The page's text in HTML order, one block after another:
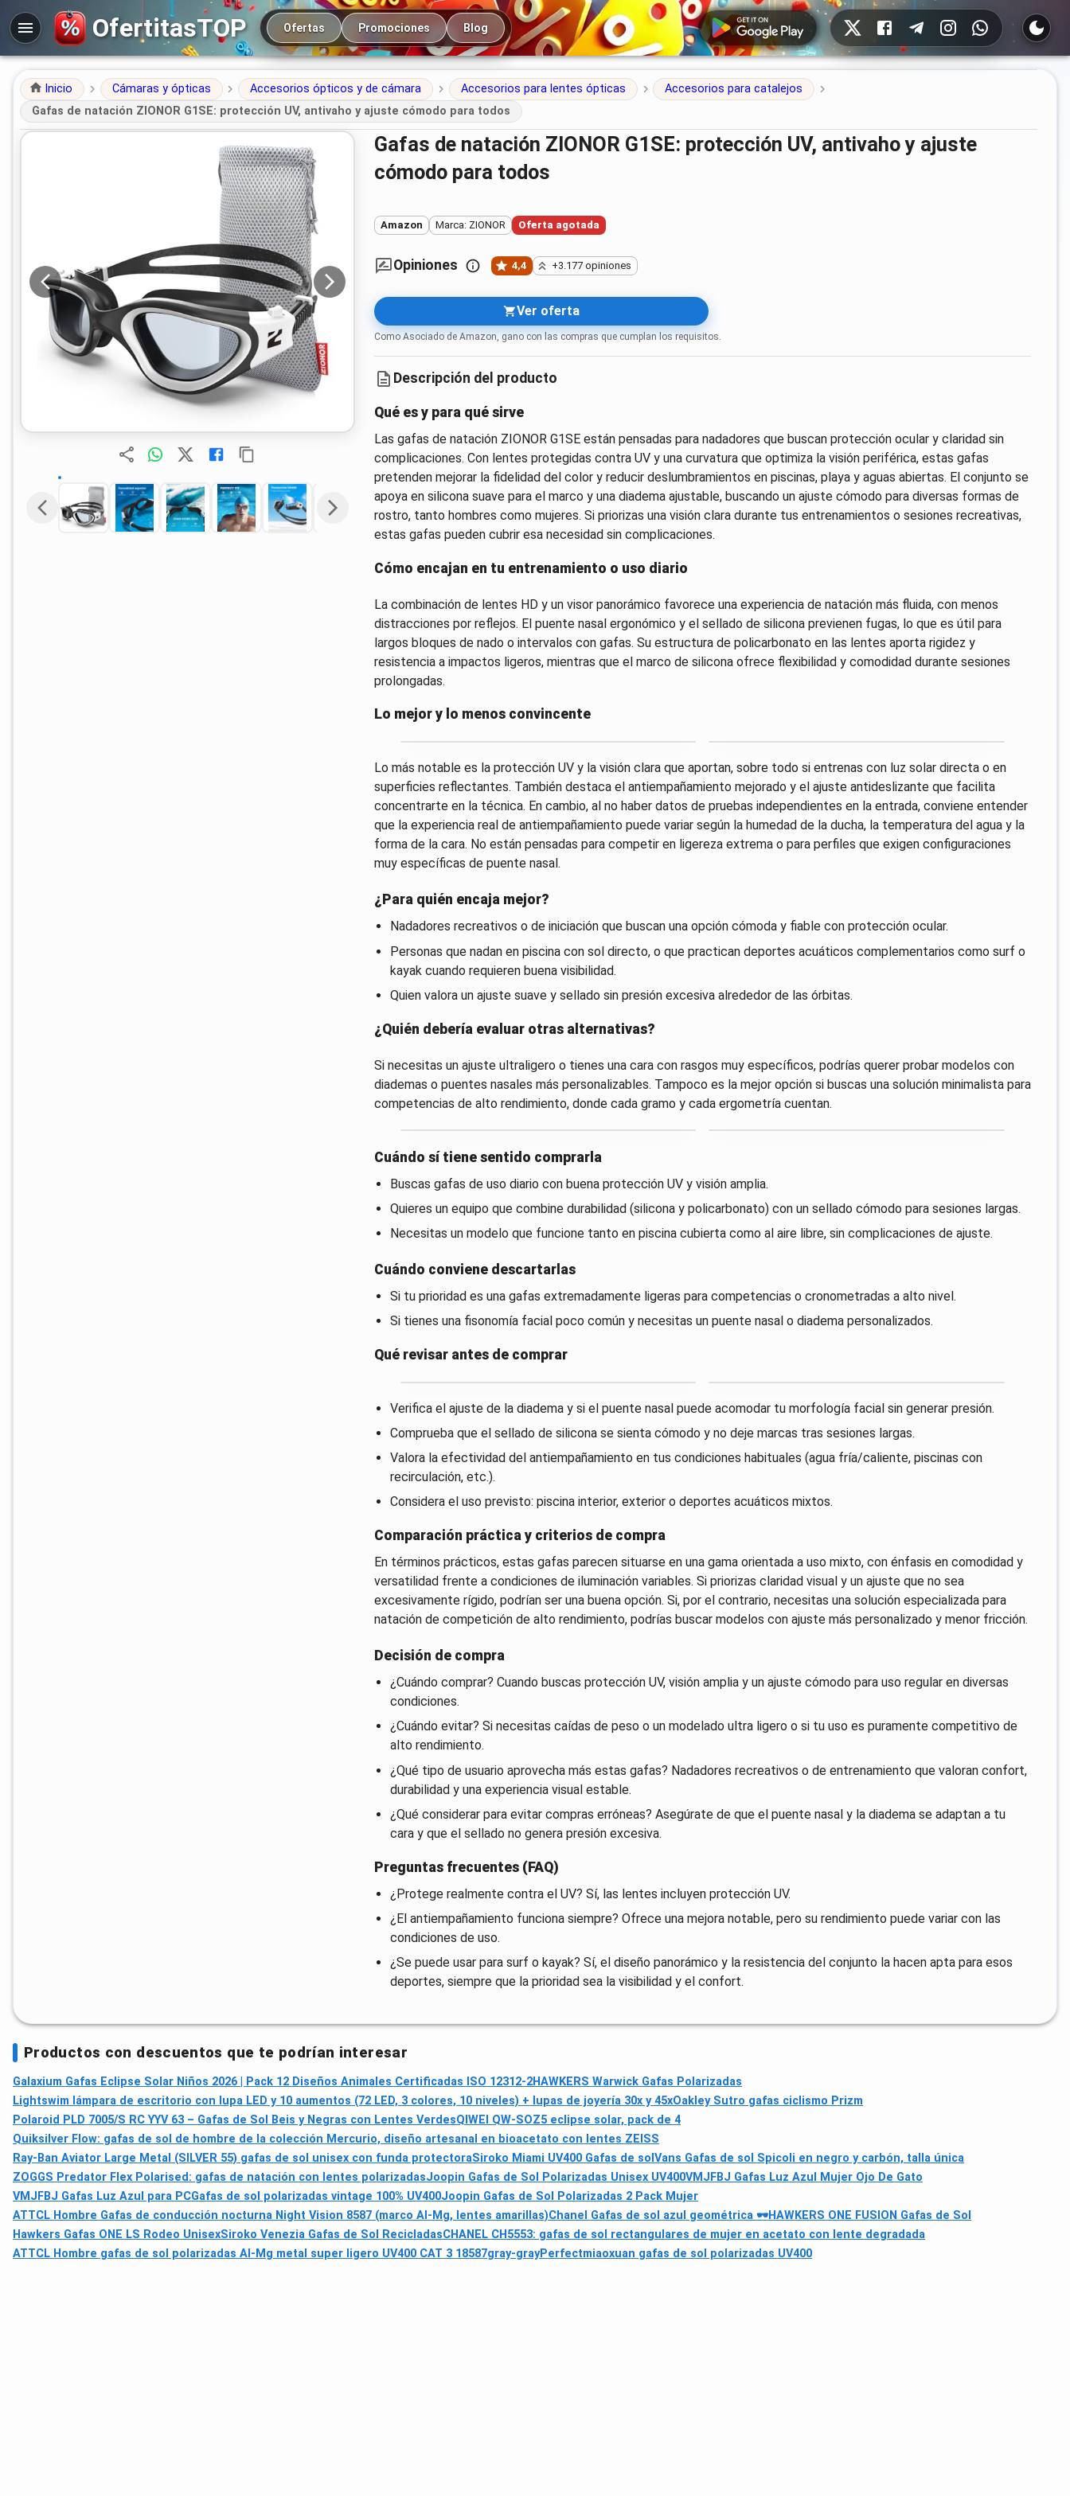
OfertitasTOP Navegación principal
Ofertas Promociones Blog
Redes sociales
Inicio Cámaras y ópticas Accesorios ópticos y de cámara Accesorios para lentes ópticas
Accesorios para catalejos
Gafas de natación ZIONOR G1SE: protección UV, antivaho y ajuste cómodo para todos
Gafas de natación ZIONOR G1SE: protección UV, antivaho y ajuste
cómodo para todos
Amazon Marca: ZIONOR Oferta agotada
Opiniones 4,4 +3.177 opiniones
Ver oferta
Como Asociado de Amazon, gano con las compras que cumplan los requisitos.
Descripción del producto
Qué es y para qué sirve
Las gafas de natación ZIONOR G1SE están pensadas para nadadores que buscan protección ocular y claridad sin
complicaciones. Con lentes protegidas contra UV y una curvatura que optimiza la visión periférica, estas gafas
pretenden mejorar la fidelidad del color y reducir deslumbramientos en piscinas, playa y aguas abiertas. El conjunto se
apoya en silicona suave para el marco y una diadema ajustable, buscando un ajuste cómodo para diversas formas de
rostro, tanto hombres como mujeres. Si priorizas una visión clara durante tus entrenamientos o sesiones recreativas,
estas gafas pueden cubrir esa necesidad sin complicaciones.
Cómo encajan en tu entrenamiento o uso diario
La combinación de lentes HD y un visor panorámico favorece una experiencia de natación más fluida, con menos
distracciones por reflejos. El puente nasal ergonómico y el sellado de silicona previenen fugas, lo que es útil para
largos bloques de nado o intervalos con gafas. Su estructura de policarbonato en las lentes aporta rigidez y
resistencia a impactos ligeros, mientras que el marco de silicona ofrece flexibilidad y comodidad durante sesiones
prolongadas.
Lo mejor y lo menos convincente
Lo más notable es la protección UV y la visión clara que aportan, sobre todo si entrenas con luz solar directa o en
superficies reflectantes. También destaca el antiempañamiento mejorado y el ajuste antideslizante que facilita
concentrarte en la técnica. En cambio, al no haber datos de pruebas independientes en la entrada, conviene entender
que la experiencia real de antiempañamiento puede variar según la humedad de la ducha, la temperatura del agua y la
forma de la cara. No están pensadas para competir en ligereza extrema o para perfiles que exigen configuraciones
muy específicas de puente nasal.
¿Para quién encaja mejor?
Nadadores recreativos o de iniciación que buscan una opción cómoda y fiable con protección ocular.
Personas que nadan en piscina con sol directo, o que practican deportes acuáticos complementarios como surf o
kayak cuando requieren buena visibilidad.
Quien valora un ajuste suave y sellado sin presión excesiva alrededor de las órbitas.
¿Quién debería evaluar otras alternativas?
Si necesitas un ajuste ultraligero o tienes una cara con rasgos muy específicos, podrías querer probar modelos con
diademas o puentes nasales más personalizables. Tampoco es la mejor opción si buscas una solución minimalista para
competencias de alto rendimiento, donde cada gramo y cada ergometría cuentan.
Cuándo sí tiene sentido comprarla
Buscas gafas de uso diario con buena protección UV y visión amplia.
Quieres un equipo que combine durabilidad (silicona y policarbonato) con un sellado cómodo para sesiones largas.
Necesitas un modelo que funcione tanto en piscina cubierta como al aire libre, sin complicaciones de ajuste.
Cuándo conviene descartarlas
Si tu prioridad es una gafas extremadamente ligeras para competencias o cronometradas a alto nivel.
Si tienes una fisonomía facial poco común y necesitas un puente nasal o diadema personalizados.
Qué revisar antes de comprar
Verifica el ajuste de la diadema y si el puente nasal puede acomodar tu morfología facial sin generar presión.
Comprueba que el sellado de silicona se sienta cómodo y no deje marcas tras sesiones largas.
Valora la efectividad del antiempañamiento en tus condiciones habituales (agua fría/caliente, piscinas con
recirculación, etc.).
Considera el uso previsto: piscina interior, exterior o deportes acuáticos mixtos.
Comparación práctica y criterios de compra
En términos prácticos, estas gafas parecen situarse en una gama orientada a uso mixto, con énfasis en comodidad y
versatilidad frente a condiciones de iluminación variables. Si priorizas claridad visual y un ajuste que no sea
excesivamente rígido, podrían ser una buena opción. Si, por el contrario, necesitas una solución especializada para
natación de competición de alto rendimiento, podrías buscar modelos con ajuste más personalizado y menor fricción.
Decisión de compra
¿Cuándo comprar? Cuando buscas protección UV, visión amplia y un ajuste cómodo para uso regular en diversas
condiciones.
¿Cuándo evitar? Si necesitas caídas de peso o un modelado ultra ligero o si tu uso es puramente competitivo de
alto rendimiento.
¿Qué tipo de usuario aprovecha más estas gafas? Nadadores recreativos o de entrenamiento que valoran confort,
durabilidad y una experiencia visual estable.
¿Qué considerar para evitar compras erróneas? Asegúrate de que el puente nasal y la diadema se adaptan a tu
cara y que el sellado no genera presión excesiva.
Preguntas frecuentes (FAQ)
¿Protege realmente contra el UV? Sí, las lentes incluyen protección UV.
¿El antiempañamiento funciona siempre? Ofrece una mejora notable, pero su rendimiento puede variar con las
condiciones de uso.
¿Se puede usar para surf o kayak? Sí, el diseño panorámico y la resistencia del conjunto la hacen apta para esos
deportes, siempre que la prioridad sea la visibilidad y el confort.
Productos con descuentos que te podrían interesar
Galaxium Gafas Eclipse Solar Niños 2026 | Pack 12 Diseños Animales Certificadas ISO 12312-2HAWKERS Warwick Gafas Polarizadas
Lightswim lámpara de escritorio con lupa LED y 10 aumentos (72 LED, 3 colores, 10 niveles) + lupas de joyería 30x y 45xOakley Sutro gafas ciclismo Prizm
Polaroid PLD 7005/S RC YYV 63 – Gafas de Sol Beis y Negras con Lentes VerdesQIWEI QW-SOZ5 eclipse solar, pack de 4
Quiksilver Flow: gafas de sol de hombre de la colección Mercurio, diseño artesanal en bioacetato con lentes ZEISS
Ray-Ban Aviator Large Metal (SILVER 55) gafas de sol unisex con funda protectoraSiroko Miami UV400 Gafas de sol Vans Gafas de sol Spicoli en negro y carbón, talla única
ZOGGS Predator Flex Polarised: gafas de natación con lentes polarizadasJoopin Gafas de Sol Polarizadas Unisex UV400VMJFBJ Gafas Luz Azul Mujer Ojo De Gato
VMJFBJ Gafas Luz Azul para PCGafas de sol polarizadas vintage 100% UV400Joopin Gafas de Sol Polarizadas 2 Pack Mujer
ATTCL Hombre Gafas de conducción nocturna Night Vision 8587 (marco Al-Mg, lentes amarillas)Chanel Gafas de sol azul geométrica 🕶HAWKERS ONE FUSION Gafas de Sol
Hawkers Gafas ONE LS Rodeo UnisexSiroko Venezia Gafas de Sol RecicladasCHANEL CH5553: gafas de sol rectangulares de mujer en acetato con lente degradada
ATTCL Hombre gafas de sol polarizadas Al-Mg metal super ligero UV400 CAT 3 18587gray-grayPerfectmiaoxuan gafas de sol polarizadas UV400